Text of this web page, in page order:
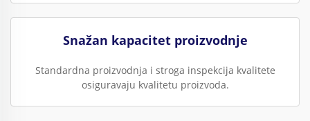
Snažan kapacitet proizvodnje
Standardna proizvodnja i stroga inspekcija kvalitete
osiguravaju kvalitetu proizvoda.